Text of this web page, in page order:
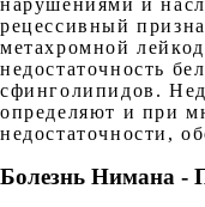
рецессивный
метахромной
недостаточность
сфинголипидов.
определяют и при
недостаточности,
Болезнь Нимана -